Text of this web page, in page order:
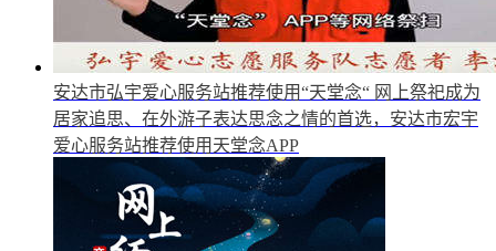
安达市弘宇爱心服务站推荐使用“天堂念“ 网上祭祀成为
居家追思、在外游子表达思念之情的首选，安达市宏宇
爱心服务站推荐使用天堂念APP